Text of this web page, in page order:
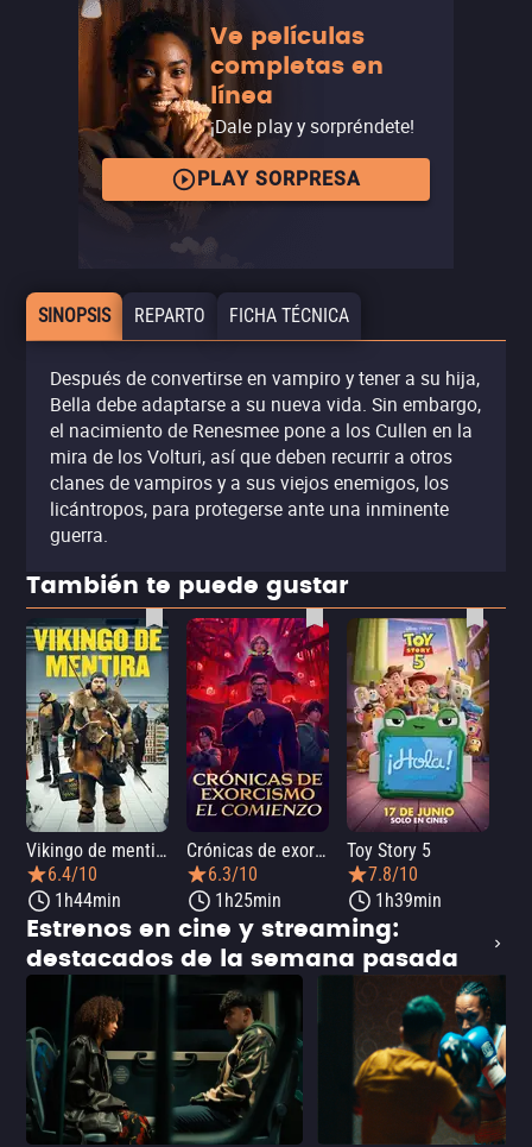
Ve películas
completas en
línea
¡Dale play y sorpréndete!
PLAY SORPRESA
SINOPSIS REPARTO FICHA TÉCNICA
Después de convertirse en vampiro y tener a su hija,
Bella debe adaptarse a su nueva vida. Sin embargo,
el nacimiento de Renesmee pone a los Cullen en la
mira de los Volturi, así que deben recurrir a otros
clanes de vampiros y a sus viejos enemigos, los
licántropos, para protegerse ante una inminente
guerra.
También te puede gustar
Vikingo de mentira
6.4/10
1h44min
Crónicas de exorcismo: El comienzo
6.3/10
1h25min
Toy Story 5
7.8/10
1h39min
Estrenos en cine y streaming:
destacados de la semana pasada